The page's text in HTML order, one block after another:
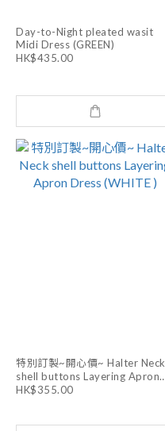
Day-to-Night pleated wasit
Midi Dress (GREEN)
HK$435.00
特別訂製~開心價~ Halter Neck
shell buttons Layering Apron
Dress (WHITE )
HK$355.00